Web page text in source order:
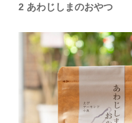
2 あわじしまのおやつ